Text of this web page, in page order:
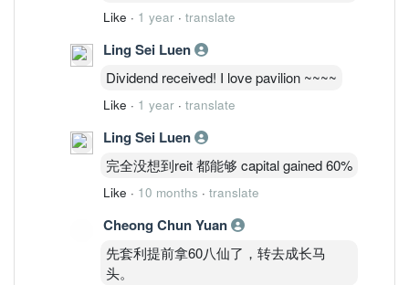
Like · 1 year · translate
Ling Sei Luen
Dividend received! I love pavilion ~~~~
Like · 1 year · translate
Ling Sei Luen
完全没想到reit 都能够 capital gained 60%
Like · 10 months · translate
Cheong Chun Yuan
先套利提前拿60八仙了，转去成长马
头。